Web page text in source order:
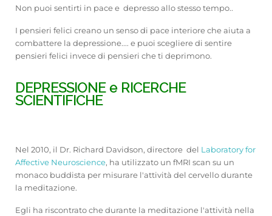
Non puoi sentirti in pace e depresso allo stesso tempo..
I pensieri felici creano un senso di pace interiore che aiuta a
combattere la depressione.... e puoi scegliere di sentire
pensieri felici invece di pensieri che ti deprimono.
DEPRESSIONE e RICERCHE
SCIENTIFICHE
Nel 2010, il Dr. Richard Davidson, directore del Laboratory for
Affective Neuroscience, ha utilizzato un fMRI scan su un
monaco buddista per misurare l'attività del cervello durante
la meditazione.
Egli ha riscontrato che durante la meditazione l'attività nella